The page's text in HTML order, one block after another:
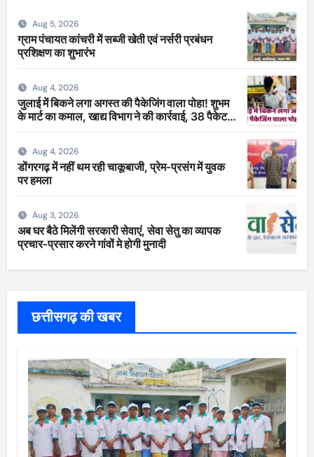
Aug 5, 2026
ग्राम पंचायत कांचरी में सब्जी खेती एवं नर्सरी प्रबंधन
प्रशिक्षण का शुभारंभ
Aug 4, 2026
जुलाई में बिकने लगा अगस्त की पैकेजिंग वाला पोहा! शुभम
के मार्ट का कमाल, खाद्य विभाग ने की कार्रवाई, 38 पैकेट
सीज
Aug 4, 2026
डोंगरगढ़ में नहीं थम रही चाकूबाजी, प्रेम-प्रसंग में युवक
पर हमला
Aug 3, 2026
अब घर बैठे मिलेंगी सरकारी सेवाएं, सेवा सेतु का व्यापक
प्रचार-प्रसार करने गांवों मे होगी मुनादी
छत्तीसगढ़ की खबर